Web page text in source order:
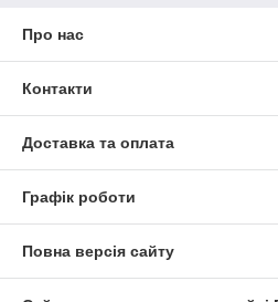
Про нас
Контакти
Доставка та оплата
Графік роботи
Повна версія сайту